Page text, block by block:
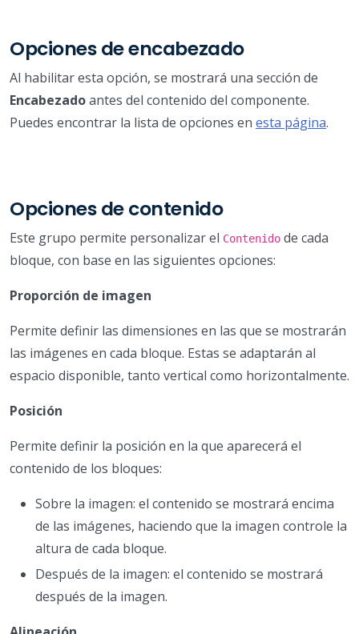
Opciones de encabezado
Al habilitar esta opción, se mostrará una sección de
Encabezadoantes del contenido del componente.
Puedes encontrar la lista de opciones en esta página.
Opciones de contenido
Este grupo permite personalizar el Contenido de cada
bloque, con base en las siguientes opciones:
Proporción de imagen
Permite definir las dimensiones en las que se mostrarán
las imágenes en cada bloque. Estas se adaptarán al
espacio disponible, tanto vertical como horizontalmente.
Posición
Permite definir la posición en la que aparecerá el
contenido de los bloques:
Sobre la imagen: el contenido se mostrará encima
de las imágenes, haciendo que la imagen controle la
altura de cada bloque.
Después de la imagen: el contenido se mostrará
después de la imagen.